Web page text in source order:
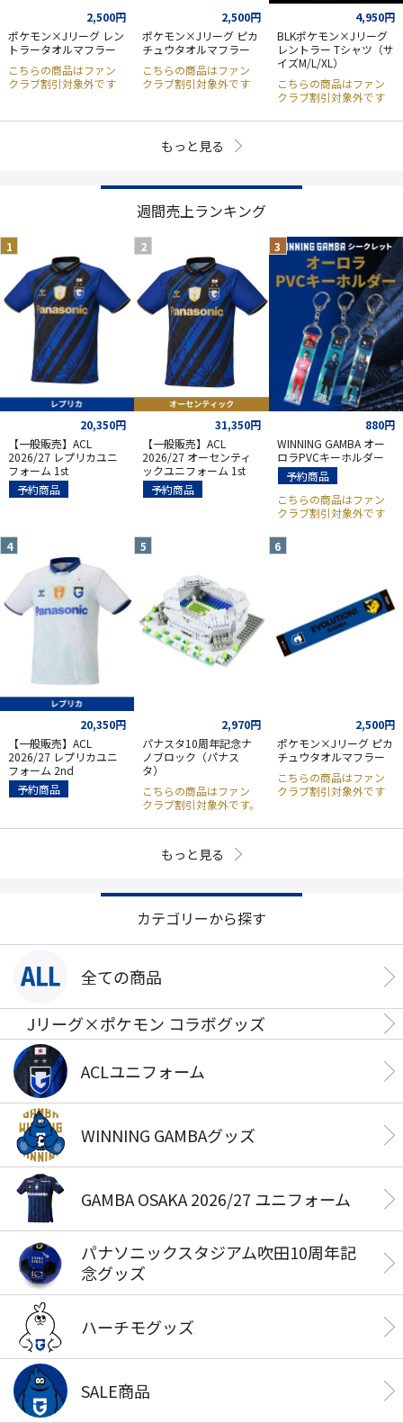
2,500円
ポケモン×Jリーグ レン
トラータオルマフラー
こちらの商品はファン
クラブ割引対象外です
2,500円
ポケモン×Jリーグ ピカ
チュウタオルマフラー
こちらの商品はファン
クラブ割引対象外です
4,950円
BLKポケモン×Jリーグ
レントラー Tシャツ（サ
イズM/L/XL）
こちらの商品はファン
クラブ割引対象外です
もっと見る
週間売上ランキング
20,350円
【一般販売】ACL
2026/27 レプリカユニ
フォーム 1st
予約商品
31,350円
【一般販売】ACL
2026/27 オーセンティ
ックユニフォーム 1st
予約商品
880円
WINNING GAMBA オー
ロラPVCキーホルダー
予約商品
こちらの商品はファン
クラブ割引対象外です
20,350円
【一般販売】ACL
2026/27 レプリカユニ
フォーム 2nd
予約商品
2,970円
パナスタ10周年記念ナ
ノブロック（パナス
タ）
こちらの商品はファン
クラブ割引対象外です。
2,500円
ポケモン×Jリーグ ピカ
チュウタオルマフラー
こちらの商品はファン
クラブ割引対象外です
もっと見る
カテゴリーから探す
全ての商品
Jリーグ×ポケモン コラボグッズ
ACLユニフォーム
WINNING GAMBAグッズ
GAMBA OSAKA 2026/27 ユニフォーム
パナソニックスタジアム吹田10周年記
念グッズ
ハーチモグッズ
SALE商品